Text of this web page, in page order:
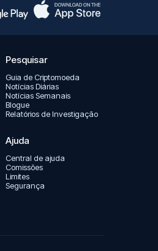
Pesquisar
Guia de Criptomoeda
Notícias Diárias
Notícias Semanais
Blogue
Relatórios de Investigação
Ajuda
Central de ajuda
Comissões
Limites
Segurança